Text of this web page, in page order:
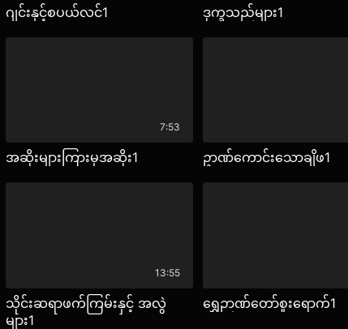
ဂျင်းနှင့်စပယ်လင်1 ဒုက္ခသည်များ1
7:53
အဆိုးများကြားမှအဆိုး1 ဥာဏ်ကောင်းသောချိဖ1
13:55
သိုင်းဆရာဖက်ကြမ်းနှင့် အလွဲ
များ1
ရွှေဉာဏ်တော်စူးရောက်1